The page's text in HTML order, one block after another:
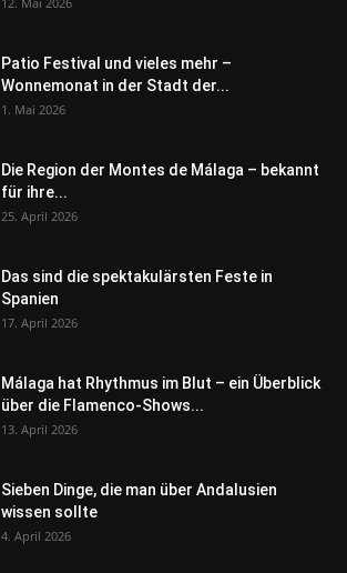
Patio Festival und vieles mehr –
Wonnemonat in der Stadt der...
1. Mai 2026
Die Region der Montes de Málaga – bekannt
für ihre...
25. April 2026
Das sind die spektakulärsten Feste in
Spanien
17. April 2026
Málaga hat Rhythmus im Blut – ein Überblick
über die Flamenco-Shows...
13. April 2026
Sieben Dinge, die man über Andalusien
wissen sollte
4. April 2026